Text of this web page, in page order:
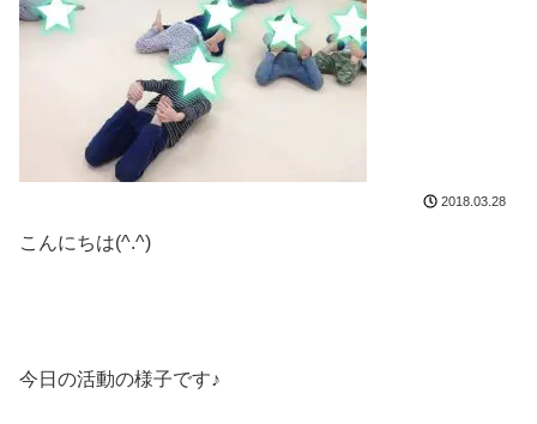
2018.03.28
こんにちは(^.^)
今日の活動の様子です♪